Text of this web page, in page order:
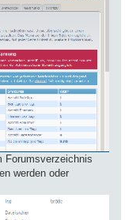
Forumsverzeichnis
werden oder